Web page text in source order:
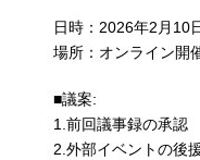
日時：2026年2月
場所：オンライン開
■議案​:
1.前回議事録の承認
2.外部イベントの後